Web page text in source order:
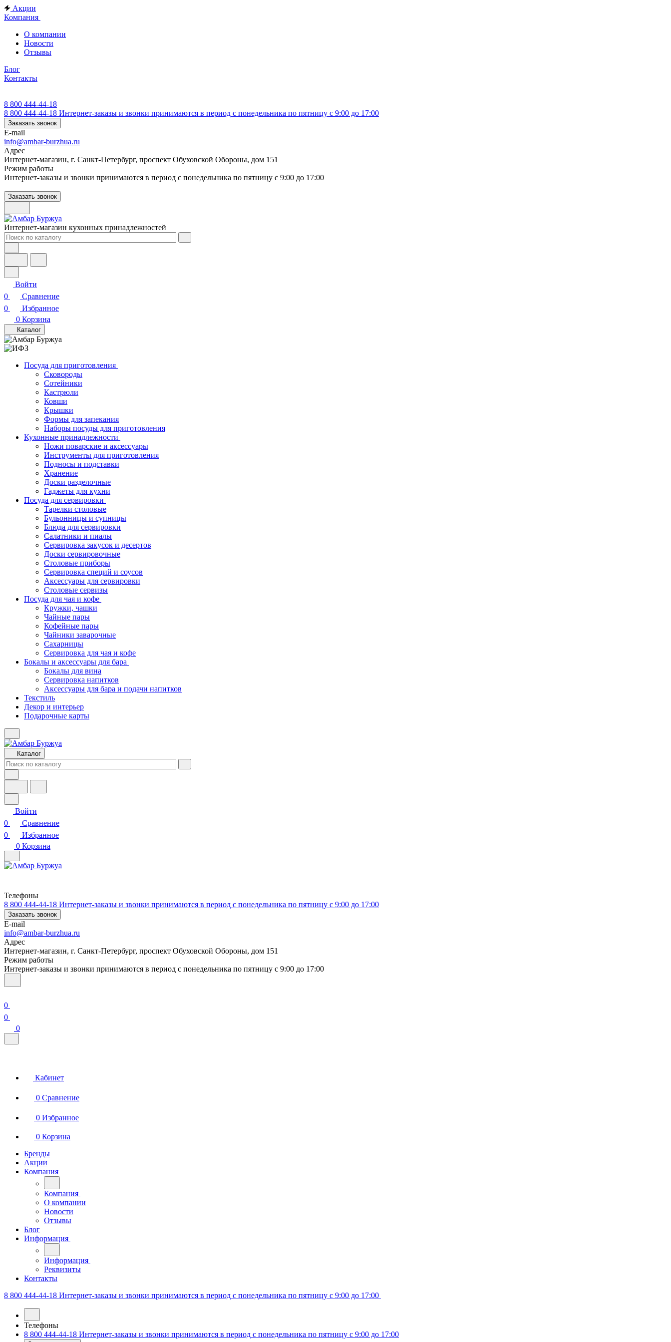
Акции
Компания
О компании
Новости
Отзывы
Блог
Контакты
8 800 444-44-18
8 800 444-44-18 Интернет-заказы и звонки принимаются в период с понедельника по пятницу с 9:00 до 17:00
Заказать звонок
E-mail
info@ambar-burzhua.ru
Адрес
Интернет-магазин, г. Санкт-Петербург, проспект Обуховской Обороны, дом 151
Режим работы
Интернет-заказы и звонки принимаются в период с понедельника по пятницу с 9:00 до 17:00
Заказать звонок
Интернет-магазин кухонных принадлежностей
Войти
0
Сравнение
0
Избранное
0 Корзина
Каталог
Посуда для приготовления
Сковороды
Сотейники
Кастрюли
Ковши
Крышки
Формы для запекания
Наборы посуды для приготовления
Кухонные принадлежности
Ножи поварские и аксессуары
Инструменты для приготовления
Подносы и подставки
Хранение
Доски разделочные
Гаджеты для кухни
Посуда для сервировки
Тарелки столовые
Бульонницы и супницы
Блюда для сервировки
Салатники и пиалы
Сервировка закусок и десертов
Доски сервировочные
Столовые приборы
Сервировка специй и соусов
Аксессуары для сервировки
Столовые сервизы
Посуда для чая и кофе
Кружки, чашки
Чайные пары
Кофейные пары
Чайники заварочные
Сахарницы
Сервировка для чая и кофе
Бокалы и аксессуары для бара
Бокалы для вина
Сервировка напитков
Аксессуары для бара и подачи напитков
Текстиль
Декор и интерьер
Подарочные карты
Каталог
Войти
0
Сравнение
0
Избранное
0 Корзина
Телефоны
8 800 444-44-18 Интернет-заказы и звонки принимаются в период с понедельника по пятницу с 9:00 до 17:00
Заказать звонок
E-mail
info@ambar-burzhua.ru
Адрес
Интернет-магазин, г. Санкт-Петербург, проспект Обуховской Обороны, дом 151
Режим работы
Интернет-заказы и звонки принимаются в период с понедельника по пятницу с 9:00 до 17:00
0
0
0
Кабинет
0 Сравнение
0 Избранное
0 Корзина
Бренды
Акции
Компания
Компания
О компании
Новости
Отзывы
Блог
Информация
Информация
Реквизиты
Контакты
8 800 444-44-18 Интернет-заказы и звонки принимаются в период с понедельника по пятницу с 9:00 до 17:00
Телефоны
8 800 444-44-18 Интернет-заказы и звонки принимаются в период с понедельника по пятницу с 9:00 до 17:00